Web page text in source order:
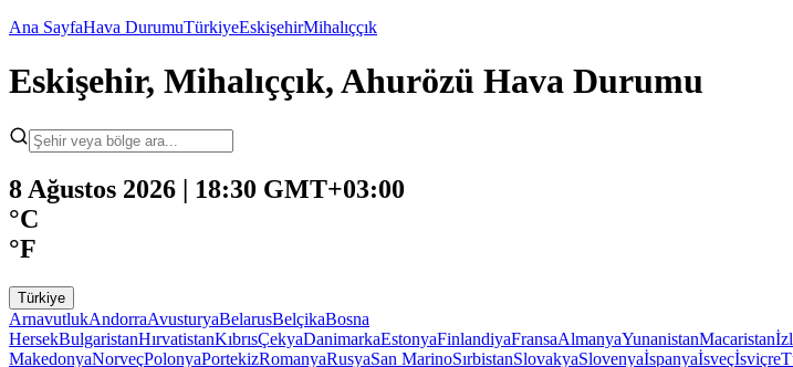
Ana SayfaHava DurumuTürkiyeEskişehirMihalıççık
Eskişehir, Mihalıççık, Ahurözü Hava Durumu
8 Ağustos 2026 | 18:30 GMT+03:00
°C
°F
Türkiye
ArnavutlukAndorraAvusturyaBelarusBelçikaBosna
HersekBulgaristanHırvatistanKıbrısÇekyaDanimarkaEstonyaFinlandiyaFransaAlmanyaYunanistanMacaristan
MakedonyaNorveçPolonyaPortekizRomanyaRusyaSan MarinoSırbistanSlovakyaSlovenyaİspanyaİsveçİsviçre